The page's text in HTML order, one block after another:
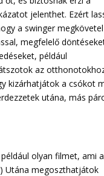
jelenthet. Ezért
a swinger megkövetel
megfelelő
például
az
kizárhatjátok a csókot
utána, más
olyan filmet, ami a
Utána megoszthatjátok